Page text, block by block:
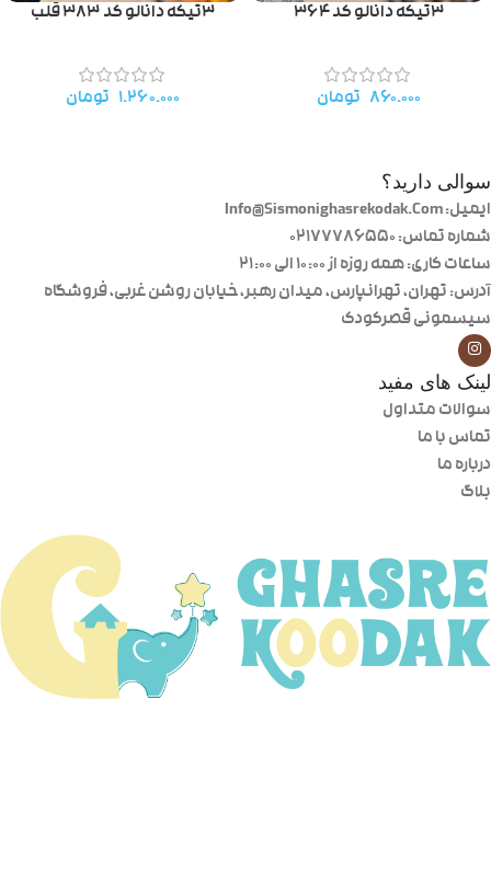
۳تیکه دانالو کد ۳۶۴
۸۶۰.۰۰۰ تومان
۳تیکه دانالو کد ۳۸۳ قلب
۱.۲۶۰.۰۰۰ تومان
سوالی دارید؟
ایمیل: Info@Sismonighasrekodak.Com
شماره تماس: 02177786550
ساعات کاری: همه روزه از ۱۰:۰۰ الی ۲۱:۰۰
آدرس: تهران، تهرانپارس، میدان رهبر، خیابان روشن غربی، فروشگاه
سیسمونی قصرکودک
لینک های مفید
سوالات متداول
تماس با ما
درباره ما
بلاگ